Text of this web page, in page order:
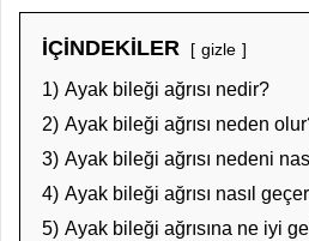
İÇİNDEKİLER gizle
1) Ayak bileği ağrısı nedir?
2) Ayak bileği ağrısı neden
3) Ayak bileği ağrısı nedeni
4) Ayak bileği ağrısı nasıl
5) Ayak bileği ağrısına ne iyi